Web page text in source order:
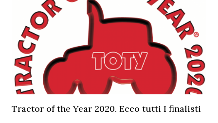
Tractor of the Year 2020. Ecco tutti I finalisti